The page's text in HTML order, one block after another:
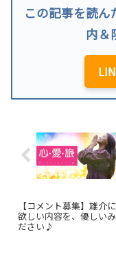
この記事を読
内＆
【コメント募集】雄介
欲しい内容を、優しい
ださい♪